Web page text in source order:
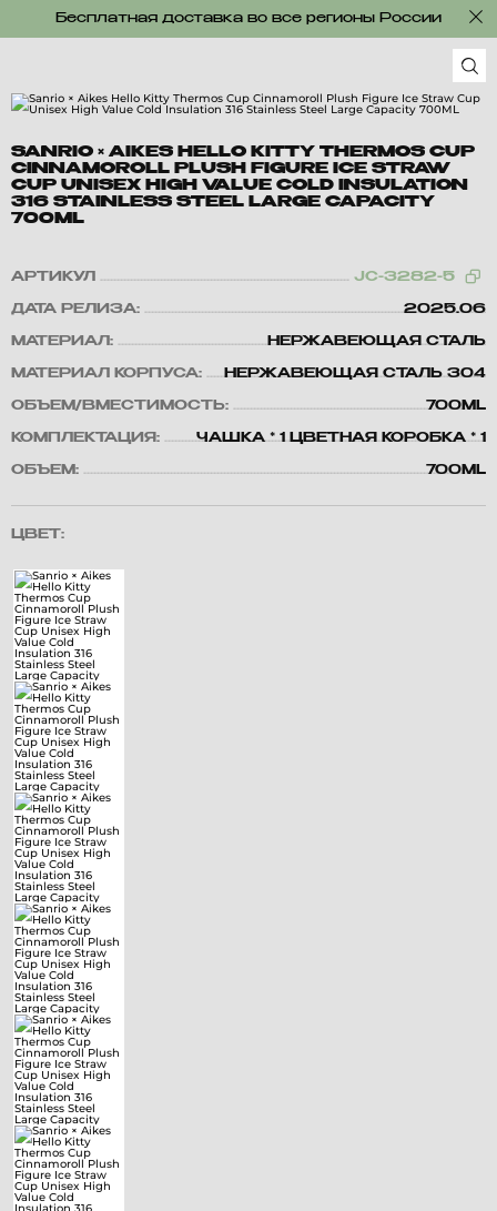
Бесплатная доставка во все регионы России
SANRIO × AIKES HELLO KITTY THERMOS CUP
CINNAMOROLL PLUSH FIGURE ICE STRAW
CUP UNISEX HIGH VALUE COLD INSULATION
316 STAINLESS STEEL LARGE CAPACITY
700ML
АРТИКУЛ JC-3282-5
ДАТА РЕЛИЗА: 2025.06
МАТЕРИАЛ: НЕРЖАВЕЮЩАЯ СТАЛЬ
МАТЕРИАЛ КОРПУСА: НЕРЖАВЕЮЩАЯ СТАЛЬ 304
ОБЪЕМ/ВМЕСТИМОСТЬ: 700ML
КОМПЛЕКТАЦИЯ: ЧАШКА * 1 ЦВЕТНАЯ КОРОБКА * 1
ОБЪЕМ: 700ML
ЦВЕТ: